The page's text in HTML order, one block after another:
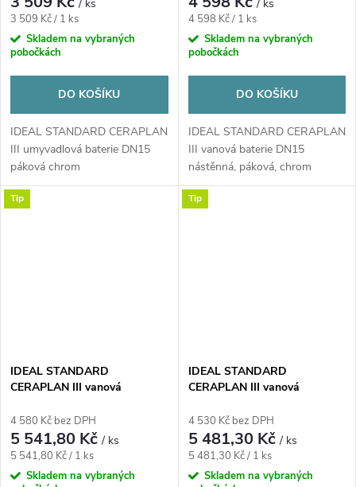
/ ks
Měrná
cena:
3 509 Kč / 1 ks
Skladem na vybraných
pobočkách
DO KOŠÍKU
IDEAL STANDARD CERAPLAN
III umyvadlová baterie DN15
páková chrom
/ ks
Měrná
cena:
4 598 Kč / 1 ks
Skladem na vybraných
pobočkách
DO KOŠÍKU
IDEAL STANDARD CERAPLAN
III vanová baterie DN15
nástěnná, páková, chrom
B0718AA
Tip
IDEAL STANDARD
CERAPLAN III vanová
přepínačem, se sprchovou
soupravou, chrom
4 580 Kč bez DPH
5 541,80 Kč/ ks
Měrná
cena:
5 541,80 Kč / 1 ks
Skladem na vybraných
Tip
IDEAL STANDARD
CERAPLAN III vanová
přepínačem, chrom
4 530 Kč bez DPH
5 481,30 Kč/ ks
Měrná
cena:
5 481,30 Kč / 1 ks
Skladem na vybraných